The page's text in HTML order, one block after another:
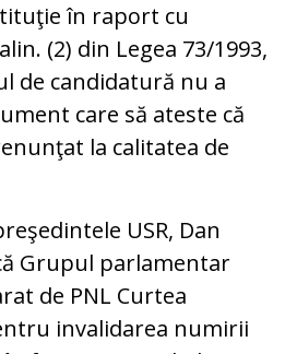
în raport cu
(2) din Legea 73/1993,
de candidatură nu a
care să ateste că
la calitatea de
USR, Dan
Grupul parlamentar
de PNL Curtea
invalidarea numirii